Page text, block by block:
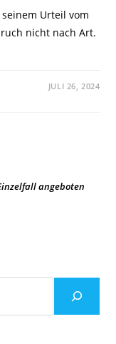
Urteil vom
nicht nach Art.
D
JULI 26, 2024
angeboten